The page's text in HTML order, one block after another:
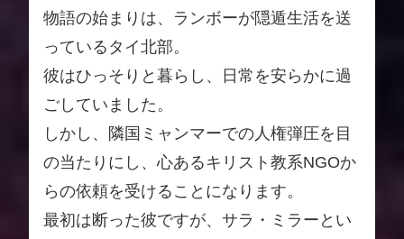
物語の始まりは、ランボーが隠遁生活を送
っているタイ北部。
彼はひっそりと暮らし、日常を安らかに過
ごしていました。
しかし、隣国ミャンマーでの人権弾圧を目
の当たりにし、心あるキリスト教系NGOか
らの依頼を受けることになります。
最初は断った彼ですが、サラ・ミラーとい